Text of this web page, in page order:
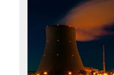
bioenergético
da
Ciclus
Rio